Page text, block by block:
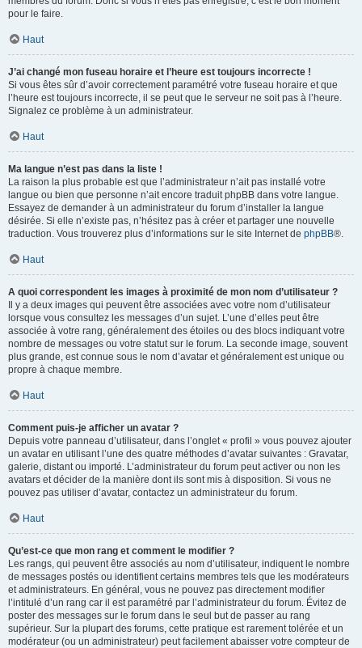
pour le faire.
Haut
J’ai changé mon fuseau horaire et l’heure est toujours incorrecte !
Si vous êtes sûr d’avoir correctement paramétré votre fuseau horaire et que
l’heure est toujours incorrecte, il se peut que le serveur ne soit pas à l’heure.
Signalez ce problème à un administrateur.
Haut
Ma langue n’est pas dans la liste !
La raison la plus probable est que l’administrateur n’ait pas installé votre
langue ou bien que personne n’ait encore traduit phpBB dans votre langue.
Essayez de demander à un administrateur du forum d’installer la langue
désirée. Si elle n’existe pas, n’hésitez pas à créer et partager une nouvelle
traduction. Vous trouverez plus d’informations sur le site Internet de phpBB®.
Haut
A quoi correspondent les images à proximité de mon nom d’utilisateur ?
Il y a deux images qui peuvent être associées avec votre nom d’utilisateur
lorsque vous consultez les messages d’un sujet. L’une d’elles peut être
associée à votre rang, généralement des étoiles ou des blocs indiquant votre
nombre de messages ou votre statut sur le forum. La seconde image, souvent
plus grande, est connue sous le nom d’avatar et généralement est unique ou
propre à chaque membre.
Haut
Comment puis-je afficher un avatar ?
Depuis votre panneau d’utilisateur, dans l’onglet « profil » vous pouvez ajouter
un avatar en utilisant l’une des quatre méthodes d’avatar suivantes : Gravatar,
galerie, distant ou importé. L’administrateur du forum peut activer ou non les
avatars et décider de la manière dont ils sont mis à disposition. Si vous ne
pouvez pas utiliser d’avatar, contactez un administrateur du forum.
Haut
Qu’est-ce que mon rang et comment le modifier ?
Les rangs, qui peuvent être associés au nom d’utilisateur, indiquent le nombre
de messages postés ou identifient certains membres tels que les modérateurs
et administrateurs. En général, vous ne pouvez pas directement modifier
l’intitulé d’un rang car il est paramétré par l’administrateur du forum. Évitez de
poster des messages sur le forum dans le seul but de passer au rang
supérieur. Sur la plupart des forums, cette pratique est rarement tolérée et un
modérateur (ou un administrateur) peut facilement abaisser votre compteur de